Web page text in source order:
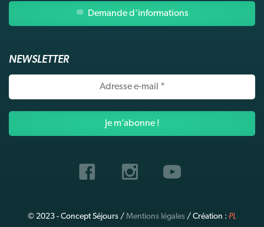
Demande d'informations
NEWSLETTER
© 2023 - Concept Séjours / Mentions légales / Création : PL